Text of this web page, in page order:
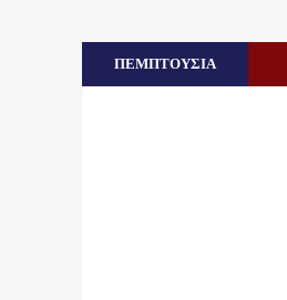
ΠΕΜΠΤΟΥΣΙΑ